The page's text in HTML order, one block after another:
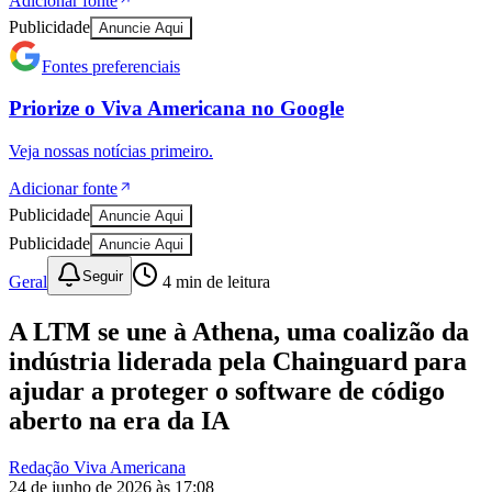
Bragantino
Publicidade Anuncie Aqui
Fontes preferenciais
Priorize o Viva Americana no Google
Veja nossas notícias primeiro.
Adicionar fonte
Publicidade Anuncie Aqui
Publicidade Anuncie Aqui
Geral Seguir 4 min de leitura
A LTM se une à Athena, uma coalizão da
indústria liderada pela Chainguard para
ajudar a proteger o software de código
aberto na era da IA
Redação Viva Americana
24 de junho de 2026 às 17:08